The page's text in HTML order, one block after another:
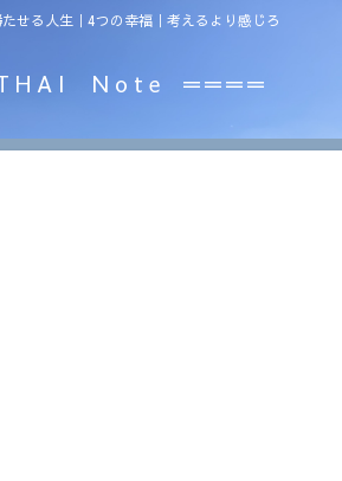
たせる人生｜4つの幸福｜考えるより感じろ
H A I N o t e ＝＝＝＝